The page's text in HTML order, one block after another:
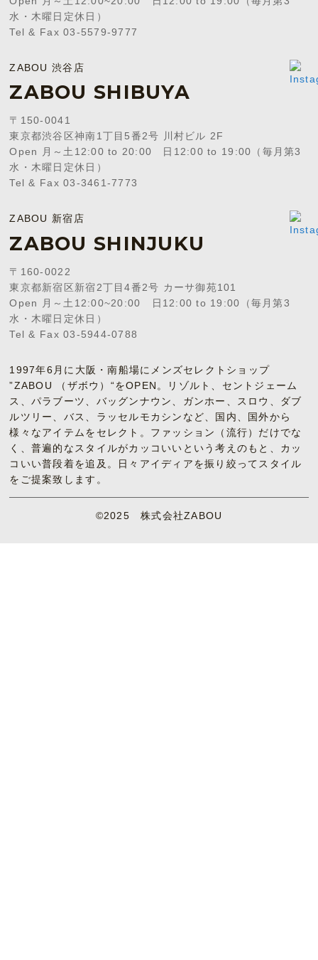
水・木曜日定休日）
Tel & Fax 03-5579-9777
ZABOU 渋谷店
ZABOU SHIBUYA
〒150-0041
東京都渋谷区神南1丁目5番2号 川村ビル 2F
Open 月～土12:00 to 20:00 日12:00 to 19:00（毎月第3
水・木曜日定休日）
Tel & Fax 03-3461-7773
ZABOU 新宿店
ZABOU SHINJUKU
〒160-0022
東京都新宿区新宿2丁目4番2号 カーサ御苑101
Open 月～土12:00~20:00 日12:00 to 19:00（毎月第3
水・木曜日定休日）
Tel & Fax 03-5944-0788
1997年6月に大阪・南船場にメンズセレクトショップ
”ZABOU （ザボウ）“をOPEN。リゾルト、セントジェーム
ス、パラブーツ、バッグンナウン、ガンホー、スロウ、ダブ
ルツリー、バス、ラッセルモカシンなど、国内、国外から
様々なアイテムをセレクト。ファッション（流行）だけでな
く、普遍的なスタイルがカッコいいという考えのもと、カッ
コいい普段着を追及。日々アイディアを振り絞ってスタイル
をご提案致します。
©2025 株式会社ZABOU